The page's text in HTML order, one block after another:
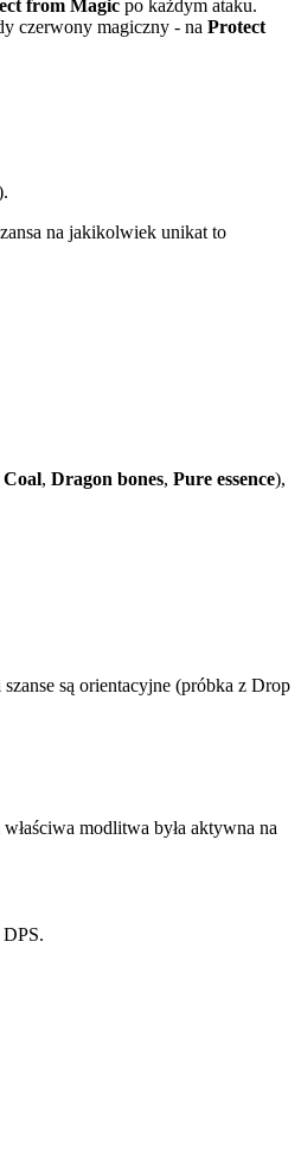
from Magic po każdym ataku.
czerwony magiczny - na Protect
na jakikolwiek unikat to
Coal, Dragon bones, Pure essence),
są orientacyjne (próbka z Drop
modlitwa była aktywna na